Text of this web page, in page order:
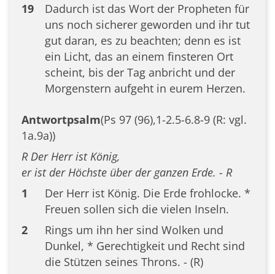
19
Dadurch ist das Wort der Propheten für
uns noch sicherer geworden und ihr tut
gut daran, es zu beachten; denn es ist
ein Licht, das an einem finsteren Ort
scheint, bis der Tag anbricht und der
Morgenstern aufgeht in eurem Herzen.
Antwortpsalm(Ps 97 (96),1-2.5-6.8-9 (R: vgl.
1a.9a))
R Der Herr ist König,
er ist der Höchste über der ganzen Erde. - R
1
Der Herr ist König. Die Erde frohlocke. *
Freuen sollen sich die vielen Inseln.
2
Rings um ihn her sind Wolken und
Dunkel, * Gerechtigkeit und Recht sind
die Stützen seines Throns. - (R)